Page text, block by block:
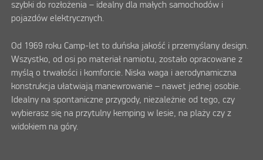
szybki do rozłożenia – idealny dla małych samochodów i
pojazdów elektrycznych.
Od 1969 roku Camp-let to duńska jakość i przemyślany design.
Wszystko, od osi po materiał namiotu, zostało opracowane z
myślą o trwałości i komforcie. Niska waga i aerodynamiczna
konstrukcja ułatwiają manewrowanie – nawet jednej osobie.
Idealny na spontaniczne przygody, niezależnie od tego, czy
wybierasz się na przytulny kemping w lesie, na plaży czy z
widokiem na góry.